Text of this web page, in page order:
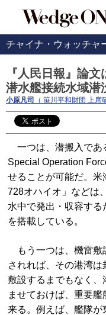
チャイナ・ウォッチャ
『人民日報』論
潜水艦接続水域潜
小原凡司 （ 笹川平和財団 上席
一つは、潜搬入であ
Special Operation
せることが可能だ。
728オハイオ」などは
水中で発出・収容す
を搭載している。
もう一つは、機雷敷
されれば、その港湾
敷設するまでもなく
ませておけば、重要
来る。例えば、艦隊